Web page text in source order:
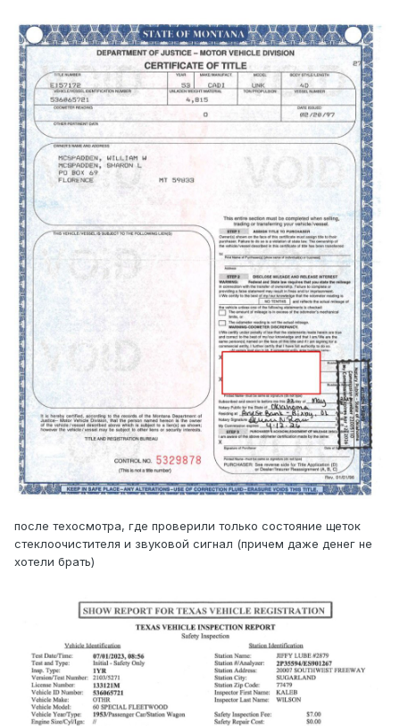
после техосмотра, где проверили только состояние щеток
стеклоочистителя и звуковой сигнал (причем даже денег не
хотели брать)